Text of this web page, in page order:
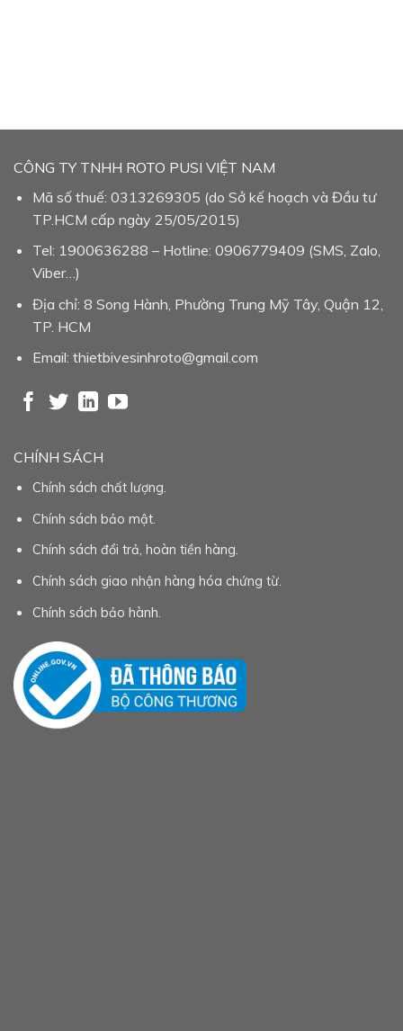
CÔNG TY TNHH ROTO PUSI VIỆT NAM
Mã số thuế: 0313269305 (do Sở kế hoạch và Đầu tư
TP.HCM cấp ngày 25/05/2015)
Tel: 1900636288 – Hotline: 0906779409 (SMS, Zalo,
Viber…)
Địa chỉ: 8 Song Hành, Phường Trung Mỹ Tây, Quận 12,
TP. HCM
Email: thietbivesinhroto@gmail.com
CHÍNH SÁCH
Chính sách chất lượng.
Chính sách bảo mật.
Chính sách đổi trả, hoàn tiền hàng.
Chính sách giao nhận hàng hóa chứng từ.
Chính sách bảo hành.